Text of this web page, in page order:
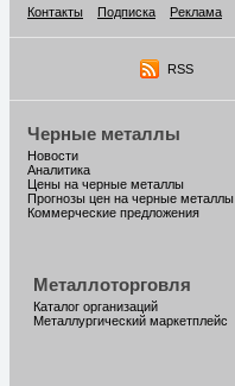
Контакты
Подписка Реклама
RSS
Черные металлы
Новости
Аналитика
Цены на черные металлы
Прогнозы цен на черные металлы
Коммерческие предложения
Металлоторговля
Каталог организаций
Металлургический маркетплейс